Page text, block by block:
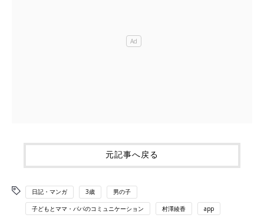
元記事へ戻る
日記・マンガ 3歳 男の子
子どもとママ・パパのコミュニケーション 村澤綾香 app